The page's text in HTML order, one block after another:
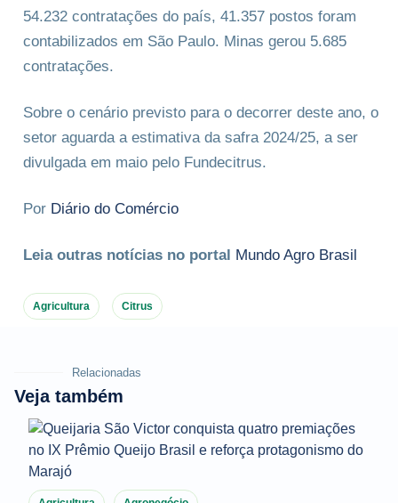
54.232 contratações do país, 41.357 postos foram
contabilizados em São Paulo. Minas gerou 5.685
contratações.
Sobre o cenário previsto para o decorrer deste ano, o
setor aguarda a estimativa da safra 2024/25, a ser
divulgada em maio pelo Fundecitrus.
Por Diário do Comércio
Leia outras notícias no portal Mundo Agro Brasil
Agricultura Citrus
Relacionadas
Veja também